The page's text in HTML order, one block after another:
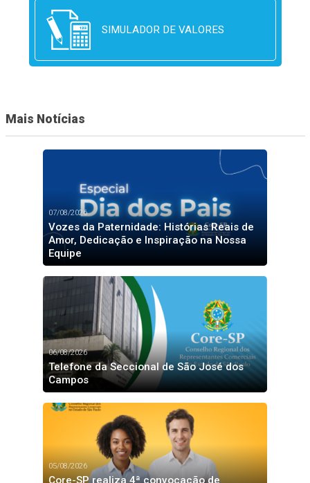
SIMULADOR DE VALORES
Mais Notícias
07/08/2026
Vozes da Paternidade: Histórias Reais de
Amor, Dedicação e Inspiração na Nossa
Equipe
06/08/2026
Telefone da Seccional de São José dos
Campos
05/08/2026
Core-SP realiza 4ª convocação de